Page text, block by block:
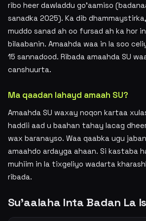
ribo heer dawladdu go'aamiso
sanadka 2025). Ka dib
muddo sanad ah oo fursad ah ka hor
bilaabanin. Amaahda waa in la soo
15 sannadood. Ribada amaahda SU
canshuurta.
Ma qaadan lahayd amaah SU?
Amaahda SU waxay noqon kartaa
haddii aad u baahan tahay lacag
wax baranayso. Waa qaabka ugu
amaahdo ardayga ahaan. Si kastaba
muhiim in la tixgeliyo wadarta
ribada.
Su'aalaha Inta Badan La